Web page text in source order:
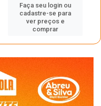
Faça seu login ou
cadastre-se para
ver preços e
comprar